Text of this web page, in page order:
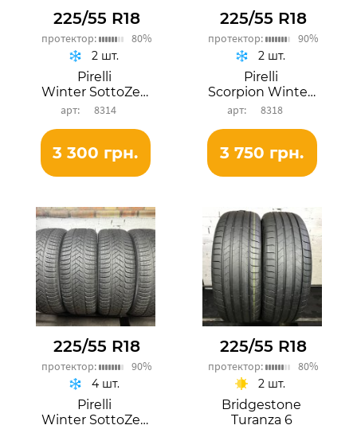
225/55 R18
протектор: 80%
Pirelli
Winter SottoZero 3
8314
2 шт.
3 300 грн.
225/55 R18
протектор: 90%
Pirelli
Scorpion Winter 2
8318
2 шт.
3 750 грн.
225/55 R18
протектор: 90%
Pirelli
Winter SottoZero 3
4 шт.
225/55 R18
протектор: 80%
Bridgestone
Turanza 6
2 шт.